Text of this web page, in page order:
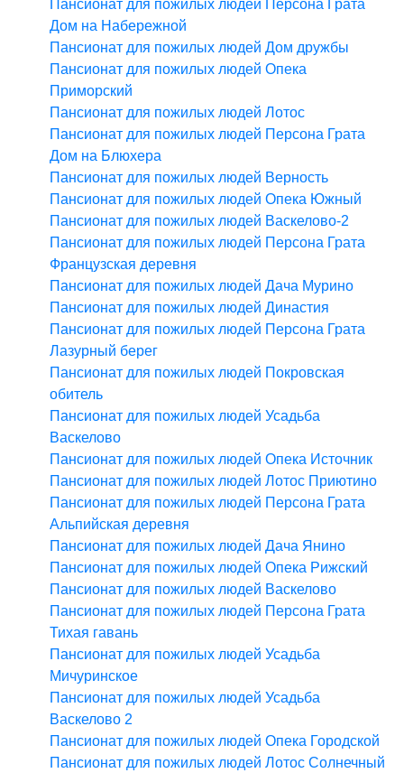
Пансионат для пожилых людей Персона Грата
Дом на Набережной
Пансионат для пожилых людей Дом дружбы
Пансионат для пожилых людей Опека
Приморский
Пансионат для пожилых людей Лотос
Пансионат для пожилых людей Персона Грата
Дом на Блюхера
Пансионат для пожилых людей Верность
Пансионат для пожилых людей Опека Южный
Пансионат для пожилых людей Васкелово-2
Пансионат для пожилых людей Персона Грата
Французская деревня
Пансионат для пожилых людей Дача Мурино
Пансионат для пожилых людей Династия
Пансионат для пожилых людей Персона Грата
Лазурный берег
Пансионат для пожилых людей Покровская
обитель
Пансионат для пожилых людей Усадьба
Васкелово
Пансионат для пожилых людей Опека Источник
Пансионат для пожилых людей Лотос Приютино
Пансионат для пожилых людей Персона Грата
Альпийская деревня
Пансионат для пожилых людей Дача Янино
Пансионат для пожилых людей Опека Рижский
Пансионат для пожилых людей Васкелово
Пансионат для пожилых людей Персона Грата
Тихая гавань
Пансионат для пожилых людей Усадьба
Мичуринское
Пансионат для пожилых людей Усадьба
Васкелово 2
Пансионат для пожилых людей Опека Городской
Пансионат для пожилых людей Лотос Солнечный